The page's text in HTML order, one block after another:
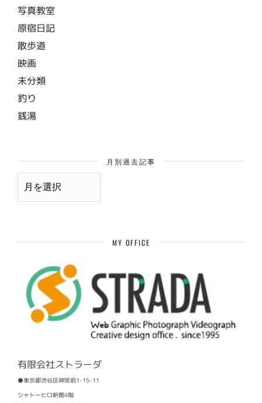
写真教室
原宿日記
散歩道
映画
未分類
釣り
銭湯
月別過去記事
月
MY OFFICE
有限会社ストラーダ
●東京都渋谷区神宮前1-15-11
シャトーヒロ新館4階